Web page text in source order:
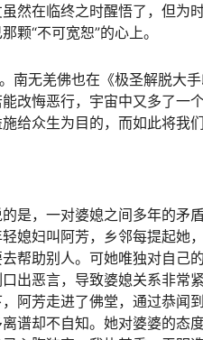
然在临终之时醒悟了，但为
颗“不可宽恕”的心上。
南无羌佛也在《极圣解脱大
改悔恶行，宇宙中又多了一
给众生为目的，而如此将我
是，一对婆媳之间多年的矛
媳妇叫阿芳，乡邻每提起她
帮助别人。可她唯独对自己
出恶言，导致婆媳关系非常
阿芳走进了佛堂，通过恭闻
谱却不自知。她对婆婆的态